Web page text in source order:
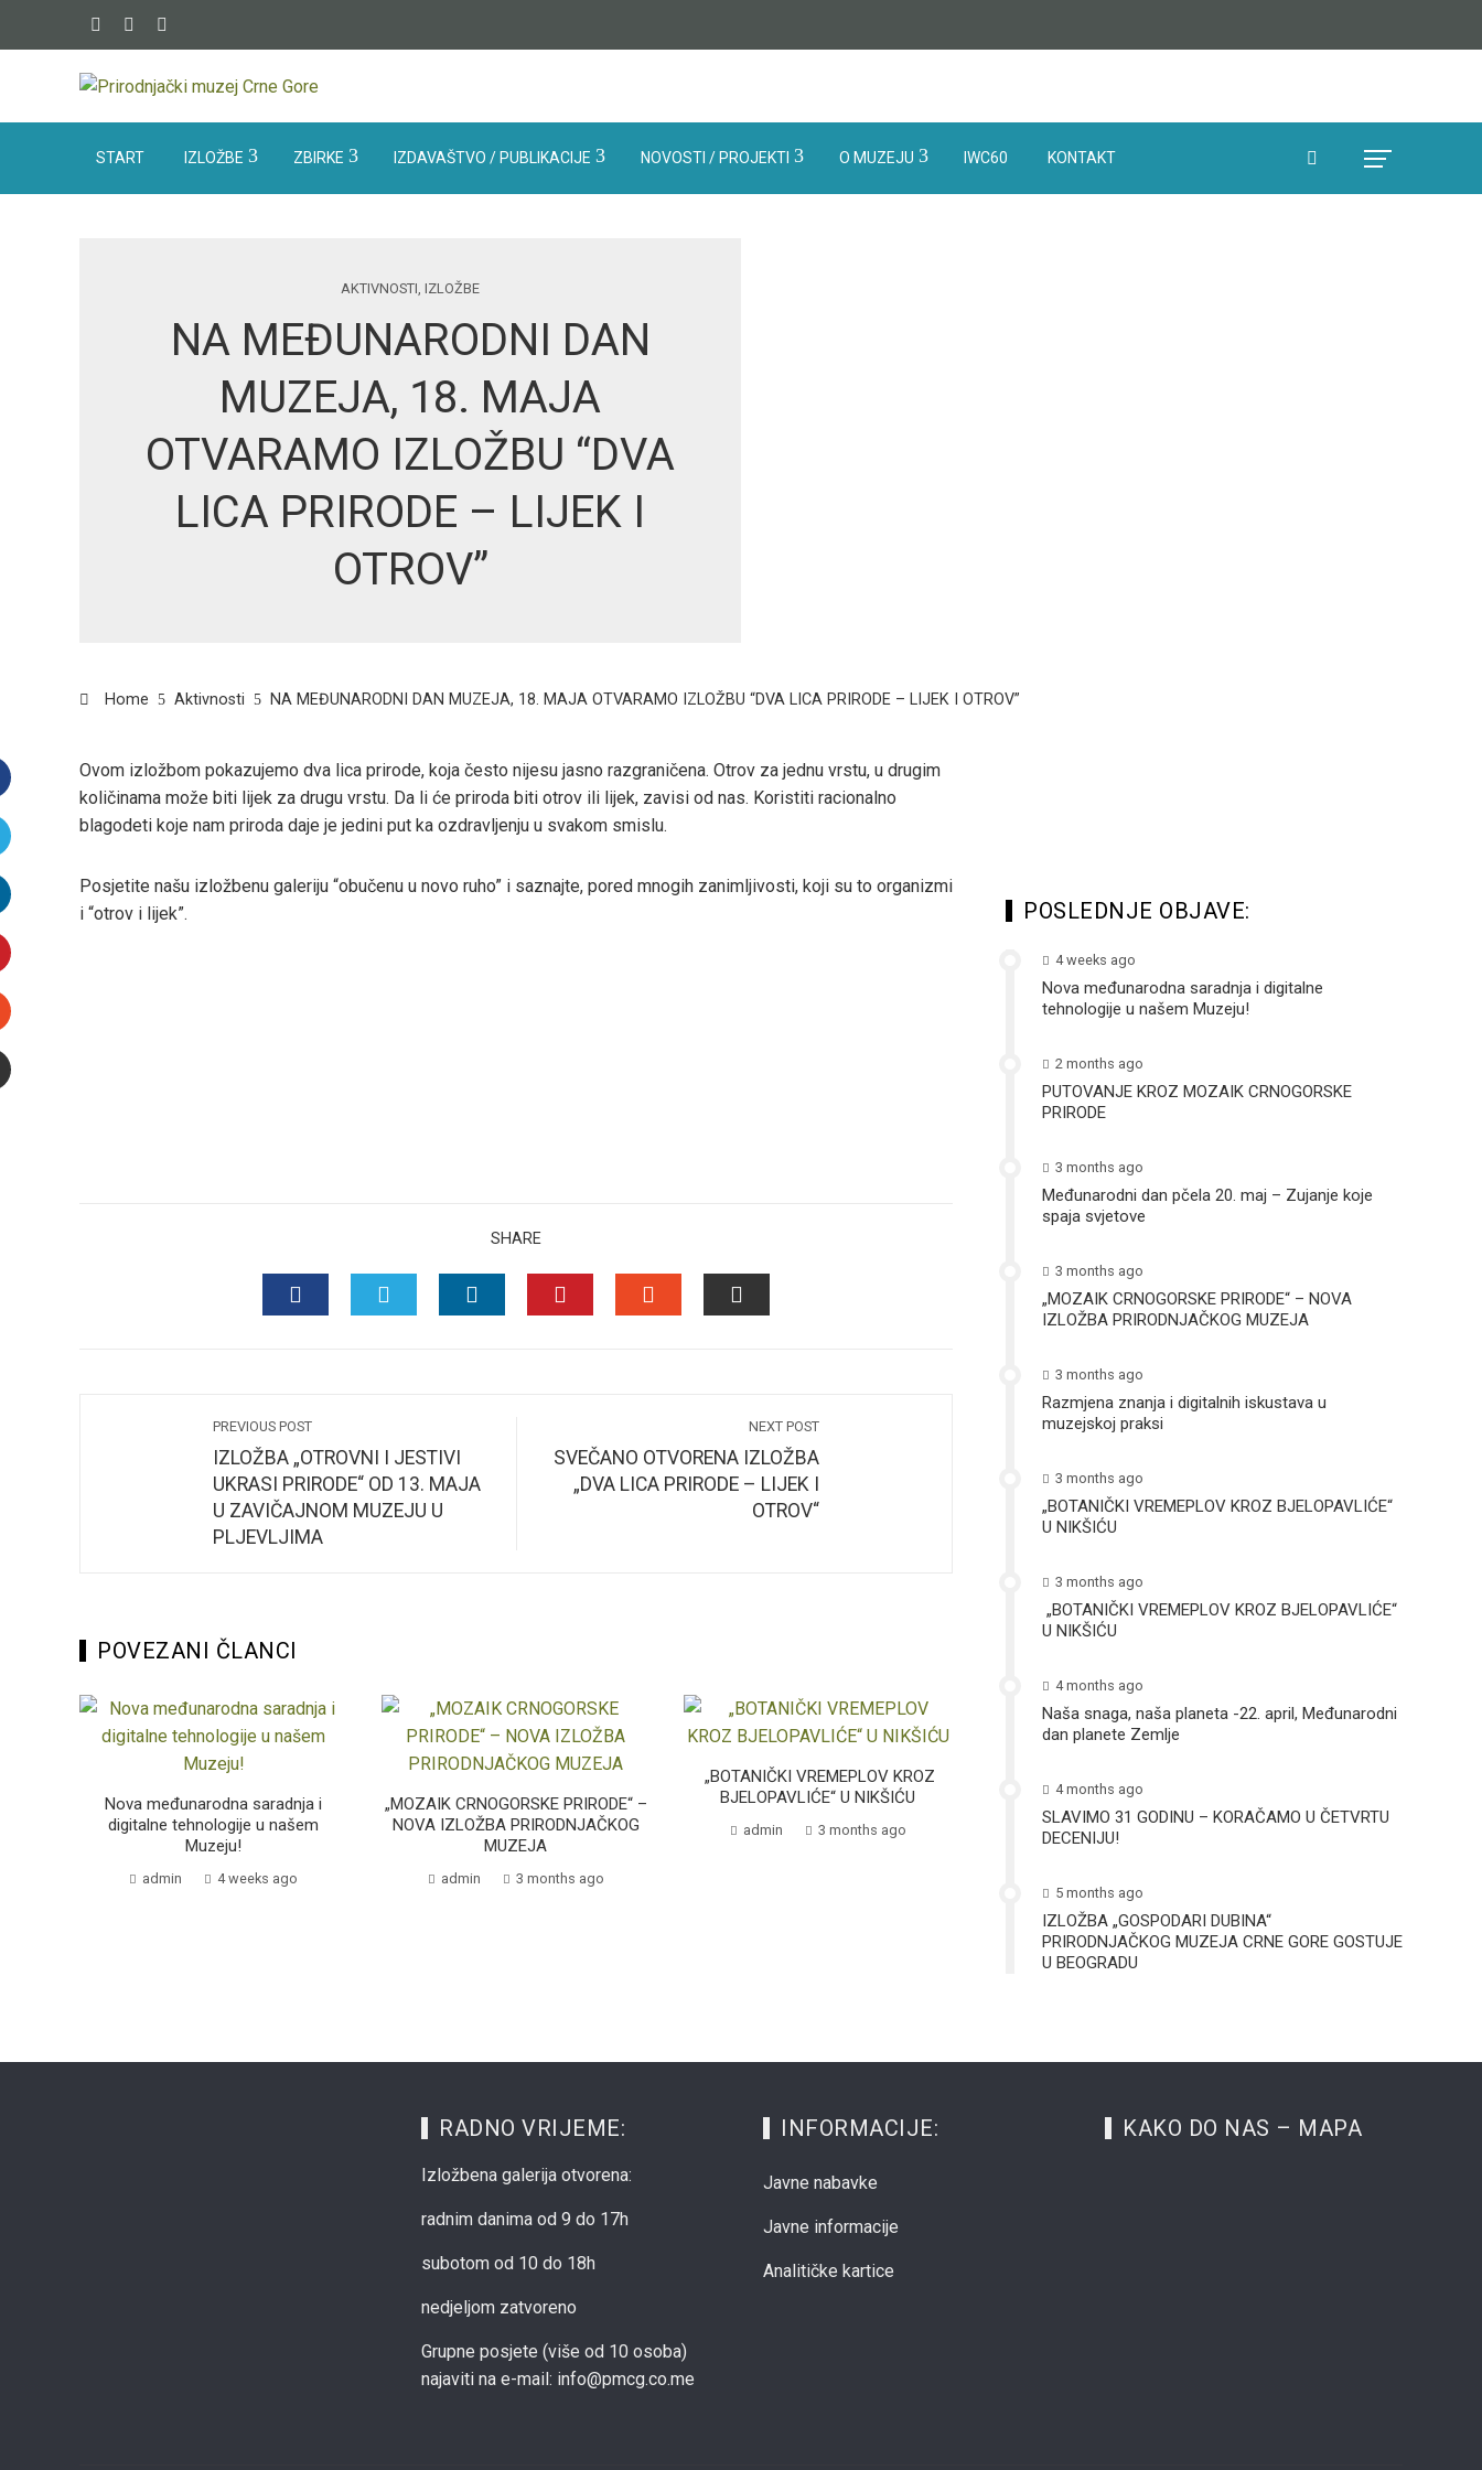
START IZLOŽBE ZBIRKE IZDAVAŠTVO / PUBLIKACIJE NOVOSTI / PROJEKTI O MUZEJU IWC60 KONTAKT
AKTIVNOSTI, IZLOŽBE
NA MEĐUNARODNI DAN
MUZEJA, 18. MAJA
OTVARAMO IZLOŽBU “DVA
LICA PRIRODE – LIJEK I
OTROV”
Home Aktivnosti NA MEĐUNARODNI DAN MUZEJA, 18. MAJA OTVARAMO IZLOŽBU “DVA LICA PRIRODE – LIJEK I OTROV”
Ovom izložbom pokazujemo dva lica prirode, koja često nijesu jasno razgraničena. Otrov za jednu vrstu, u drugim
količinama može biti lijek za drugu vrstu. Da li će priroda biti otrov ili lijek, zavisi od nas. Koristiti racionalno
blagodeti koje nam priroda daje je jedini put ka ozdravljenju u svakom smislu.
Posjetite našu izložbenu galeriju “obučenu u novo ruho” i saznajte, pored mnogih zanimljivosti, koji su to organizmi
i “otrov i lijek”.
SHARE
PREVIOUS POST
IZLOŽBA „OTROVNI I JESTIVI
UKRASI PRIRODE“ OD 13. MAJA
U ZAVIČAJNOM MUZEJU U
PLJEVLJIMA
NEXT POST
SVEČANO OTVORENA IZLOŽBA
„DVA LICA PRIRODE – LIJEK I
OTROV“
POVEZANI ČLANCI
Nova međunarodna saradnja i
digitalne tehnologije u našem
Muzeju!
admin 4 weeks ago
„MOZAIK CRNOGORSKE PRIRODE“ –
NOVA IZLOŽBA PRIRODNJAČKOG
MUZEJA
admin 3 months ago
„BOTANIČKI VREMEPLOV KROZ
BJELOPAVLIĆE“ U NIKŠIĆU
admin 3 months ago
POSLEDNJE OBJAVE:
4 weeks ago
Nova međunarodna saradnja i digitalne
tehnologije u našem Muzeju!
2 months ago
PUTOVANJE KROZ MOZAIK CRNOGORSKE
PRIRODE
3 months ago
Međunarodni dan pčela 20. maj – Zujanje koje
spaja svjetove
3 months ago
„MOZAIK CRNOGORSKE PRIRODE“ – NOVA
IZLOŽBA PRIRODNJAČKOG MUZEJA
3 months ago
Razmjena znanja i digitalnih iskustava u
muzejskoj praksi
3 months ago
„BOTANIČKI VREMEPLOV KROZ BJELOPAVLIĆE“
U NIKŠIĆU
3 months ago
„BOTANIČKI VREMEPLOV KROZ BJELOPAVLIĆE“
U NIKŠIĆU
4 months ago
Naša snaga, naša planeta -22. april, Međunarodni
dan planete Zemlje
4 months ago
SLAVIMO 31 GODINU – KORAČAMO U ČETVRTU
DECENIJU!
5 months ago
IZLOŽBA „GOSPODARI DUBINA“
PRIRODNJAČKOG MUZEJA CRNE GORE GOSTUJE
U BEOGRADU
RADNO VRIJEME:
Izložbena galerija otvorena:
radnim danima od 9 do 17h
subotom od 10 do 18h
nedjeljom zatvoreno
Grupne posjete (više od 10 osoba)
najaviti na e-mail: info@pmcg.co.me
INFORMACIJE:
Javne nabavke
Javne informacije
Analitičke kartice
KAKO DO NAS – MAPA